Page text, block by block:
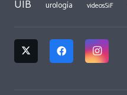
UIB urología videosSiF